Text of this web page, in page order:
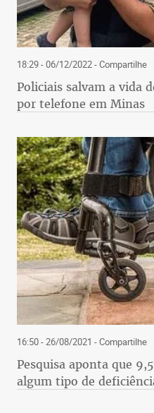
18:29 - 06/12/2022- Compartilhe
Policiais salvam a vida
por telefone em Minas
16:50 - 26/08/2021 - Compartilhe
Pesquisa aponta que
algum tipo de